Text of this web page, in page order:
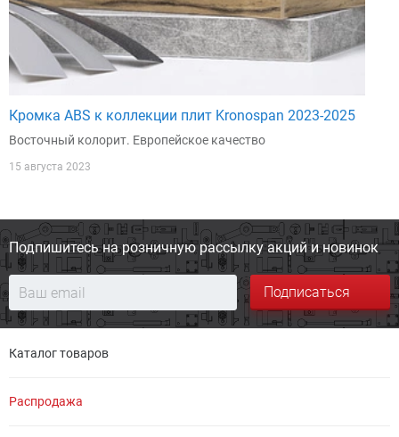
Кромка ABS к коллекции плит Kronospan 2023-2025
Восточный колорит. Европейское качество
15 августа 2023
Подпишитесь на розничную рассылку акций и новинок
Подписаться
Каталог товаров
Распродажа